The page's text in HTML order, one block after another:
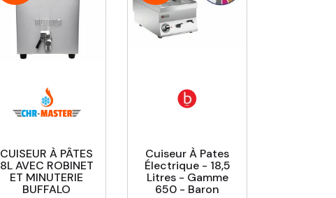
CUISEUR À PÂTES
8L AVEC ROBINET
ET MINUTERIE
BUFFALO
Cuiseur À Pates
Électrique - 18,5
Litres - Gamme
650 - Baron